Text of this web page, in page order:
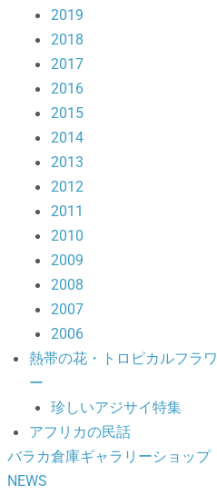
2019
2018
2017
2016
2015
2014
2013
2012
2011
2010
2009
2008
2007
2006
熱帯の花・トロピカルフラワ
ー
珍しいアジサイ特集
アフリカの民話
バラカ倉庫ギャラリーショップ
NEWS